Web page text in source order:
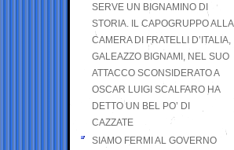
SERVE UN BIGNAMINO DI
STORIA. IL CAPOGRUPPO ALLA
CAMERA DI FRATELLI D’ITALIA,
GALEAZZO BIGNAMI, NEL SUO
ATTACCO SCONSIDERATO A
OSCAR LUIGI SCALFARO HA
DETTO UN BEL PO’ DI
CAZZATE
SIAMO FERMI AL GOVERNO